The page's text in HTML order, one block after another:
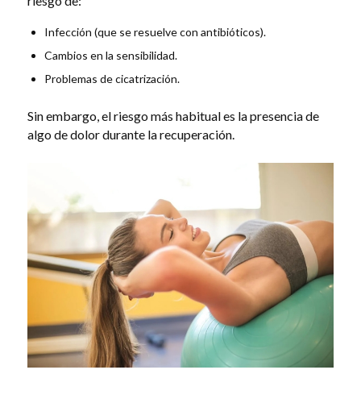
Infección (que se resuelve con antibióticos).
Cambios en la sensibilidad.
Problemas de cicatrización.
Sin embargo, el riesgo más habitual es la presencia de
algo de dolor durante la recuperación.